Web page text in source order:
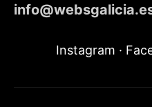
Instagram ·